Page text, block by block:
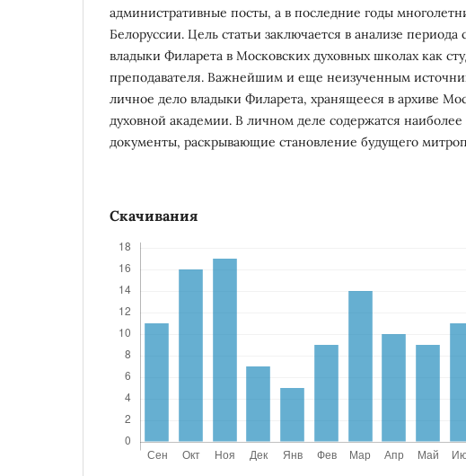
административные посты, а в последние годы
Белоруссии. Цель статьи заключается в анализе периода
владыки Филарета в Московских духовных школах как
преподавателя. Важнейшим и еще неизученным
личное дело владыки Филарета, хранящееся в архиве
духовной академии. В личном деле содержатся
документы, раскрывающие становление будущего
Скачивания